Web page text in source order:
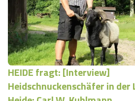
HEIDE fragt: [Interview]
Heidschnuckenschäfer in der